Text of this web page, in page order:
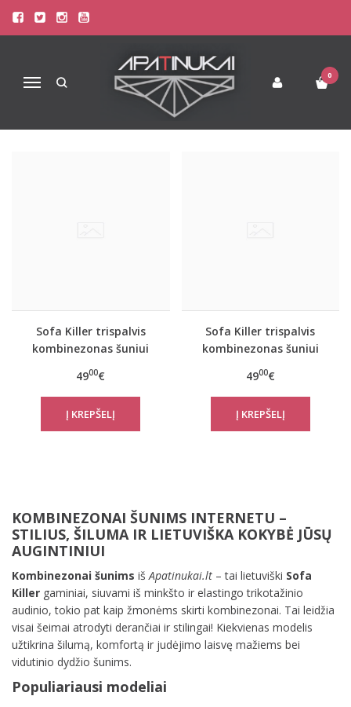
Navigacija
0
KOMBINEZONAI ŠUNIMS
Kombinezonai Kombinezonai šunims
Sofa Killer trispalvis
kombinezonas šuniui
4900€
Sofa Killer trispalvis
kombinezonas šuniui
4900€
KOMBINEZONAI ŠUNIMS INTERNETU –
STILIUS, ŠILUMA IR LIETUVIŠKA KOKYBĖ JŪSŲ
AUGINTINIUI
Kombinezonai šunims iš Apatinukai.lt – tai lietuviški Sofa
Killer gaminiai, siuvami iš minkšto ir elastingo trikotažinio
audinio, tokio pat kaip žmonėms skirti kombinezonai. Tai leidžia
visai šeimai atrodyti derančiai ir stilingai! Kiekvienas modelis
užtikrina šilumą, komfortą ir judėjimo laisvę mažiems bei
vidutinio dydžio šunims.
Populiariausi modeliai